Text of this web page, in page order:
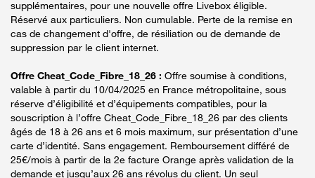
supplémentaires, pour une nouvelle offre Livebox éligible.
Réservé aux particuliers. Non cumulable. Perte de la remise en
cas de changement d'offre, de résiliation ou de demande de
suppression par le client internet.
Offre Cheat_Code_Fibre_18_26 : Offre soumise à conditions,
valable à partir du 10/04/2025 en France métropolitaine, sous
réserve d’éligibilité et d’équipements compatibles, pour la
souscription à l’offre Cheat_Code_Fibre_18_26 par des clients
âgés de 18 à 26 ans et 6 mois maximum, sur présentation d’une
carte d’identité. Sans engagement. Remboursement différé de
25€/mois à partir de la 2e facture Orange après validation de la
demande et jusqu’aux 26 ans révolus du client. Un seul